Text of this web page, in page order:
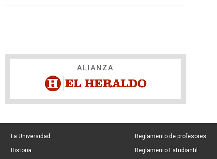
ALIANZA
La Universidad
Historia
Reglamento de profesores
Reglamento Estudiantil